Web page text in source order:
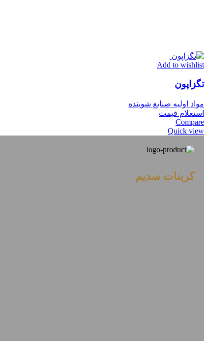
Add to wishlist
تگزاپون
مواد اولیه صنایع شوینده
استعلام قیمت
Compare
Quick view
کربنات سدیم